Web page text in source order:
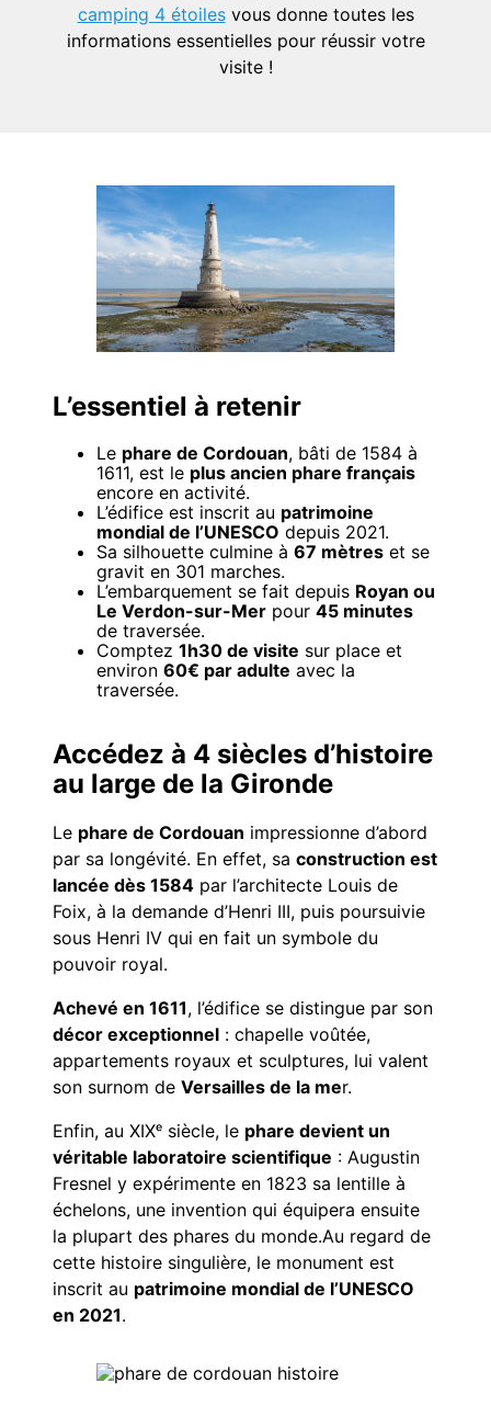
camping 4 étoilesvous donne toutes les
informations essentielles pour réussir votre
visite !
L’essentiel à retenir
Le phare de Cordouan, bâti de 1584 à
1611, est le plus ancien phare français
encore en activité.
L’édifice est inscrit au patrimoine
mondial de l’UNESCO depuis 2021.
Sa silhouette culmine à 67 mètres et se
gravit en 301 marches.
L’embarquement se fait depuis Royan ou
Le Verdon-sur-Mer pour 45 minutes
de traversée.
Comptez 1h30 de visite sur place et
environ 60€ par adulte avec la
traversée.
Accédez à 4 siècles d’histoire
au large de la Gironde
Le phare de Cordouan impressionne d’abord
par sa longévité. En effet, sa construction est
lancée dès 1584 par l’architecte Louis de
Foix, à la demande d’Henri III, puis poursuivie
sous Henri IV qui en fait un symbole du
pouvoir royal.
Achevé en 1611, l’édifice se distingue par son
décor exceptionnel : chapelle voûtée,
appartements royaux et sculptures, lui valent
son surnom de Versailles de la mer.
Enfin, au XIXᵉ siècle, le phare devient un
véritable laboratoire scientifique : Augustin
Fresnel y expérimente en 1823 sa lentille à
échelons, une invention qui équipera ensuite
la plupart des phares du monde.Au regard de
cette histoire singulière, le monument est
inscrit au patrimoine mondial de l’UNESCO
en 2021.